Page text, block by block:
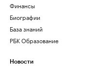
Финансы
Биографии
База знаний
РБК Образование
Новости